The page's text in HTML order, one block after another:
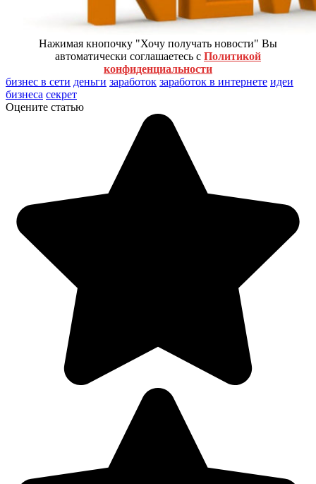
Нажимая кнопочку "Хочу получать новости" Вы
автоматически соглашаетесь с Политикой
конфиденциальности
бизнес в сети деньги заработок заработок в интернете идеи
бизнеса секрет
Оцените статью